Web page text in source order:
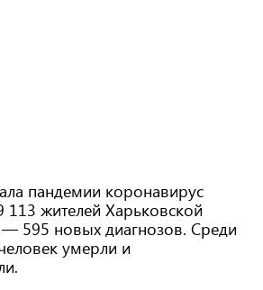
пандемии коронавирус
113 жителей Харьковской
— 595 новых диагнозов. Среди
умерли и